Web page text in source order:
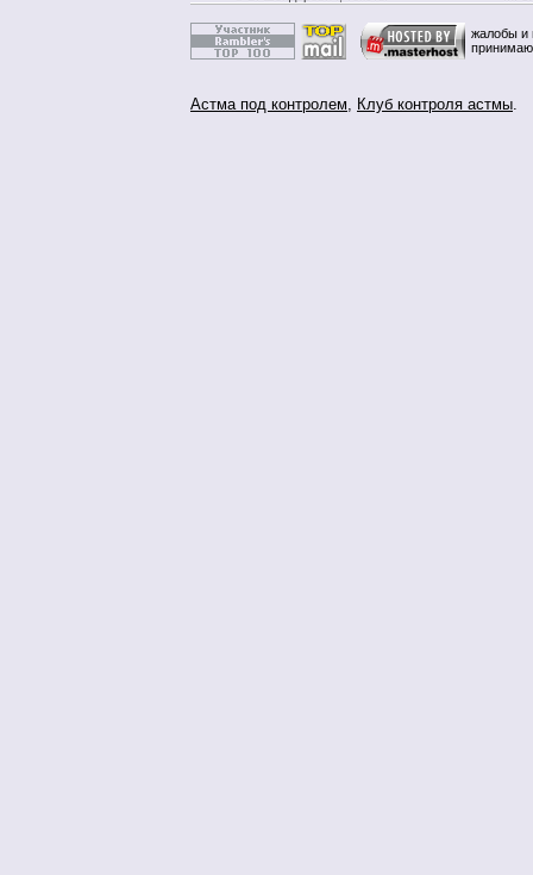
жалобы и
Астма под контролем, Клуб контроля астмы.